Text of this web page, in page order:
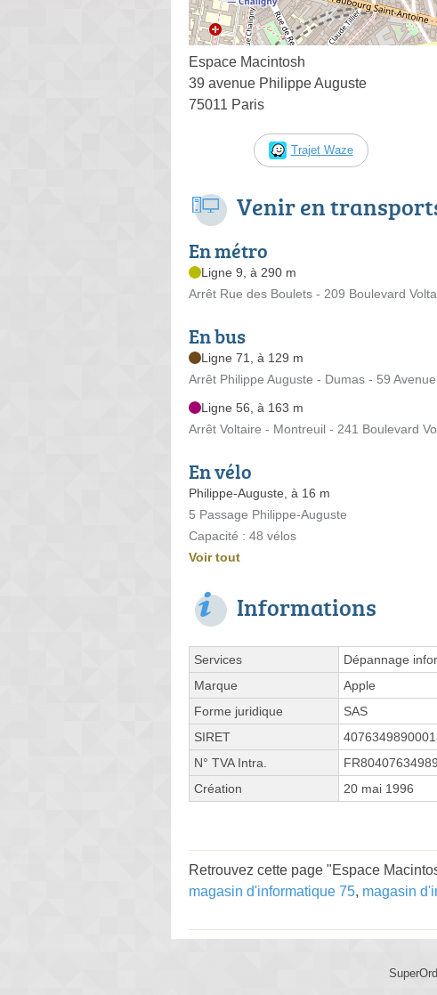
Espace Macintosh
39 avenue Philippe Auguste
75011 Paris
Trajet Waze
Venir en
En métro
Ligne 9, à 290 m
Arrêt Rue des Boulets - 209 Boulevard
En bus
Ligne 71, à 129 m
Arrêt Philippe Auguste - Dumas - 59
Ligne 56, à 163 m
Arrêt Voltaire - Montreuil - 241 Boulevard
En vélo
Philippe-Auguste, à 16 m
5 Passage Philippe-Auguste
Capacité : 48 vélos
Voir tout
Informations
Services
Dépannage
Marque
Apple
Forme juridique
SAS
SIRET
N° TVA Intra.
FR80407634989
Création
20 mai 1996
Retrouvez cette page "Espace
magasin d'informatique 75, magasin